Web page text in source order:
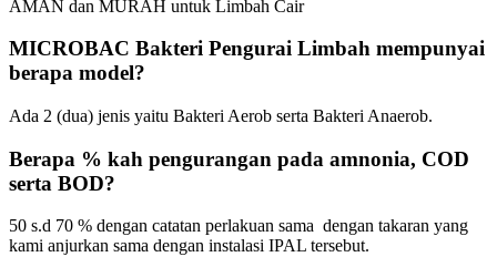
MICROBAC Bakteri Pengurai Limbah mempunyai
berapa model?
Ada 2 (dua) jenis yaitu Bakteri Aerob serta Bakteri Anaerob.
Berapa % kah pengurangan pada amnonia, COD
serta BOD?
50 s.d 70 % dengan catatan perlakuan sama dengan takaran yang
kami anjurkan sama dengan instalasi IPAL tersebut.